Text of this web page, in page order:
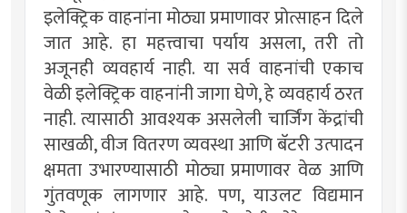
इलेक्ट्रिक वाहनांना मोठ्या प्रमाणावर प्रोत्साहन दिले
जात आहे. हा महत्त्वाचा पर्याय असला, तरी तो
अजूनही व्यवहार्य नाही. या सर्व वाहनांची एकाच
वेळी इलेक्ट्रिक वाहनांनी जागा घेणे, हे व्यवहार्य ठरत
नाही. त्यासाठी आवश्यक असलेली चार्जिंग केंद्रांची
साखळी, वीज वितरण व्यवस्था आणि बॅटरी उत्पादन
क्षमता उभारण्यासाठी मोठ्या प्रमाणावर वेळ आणि
गुंतवणूक लागणार आहे. पण, याउलट विद्यमान